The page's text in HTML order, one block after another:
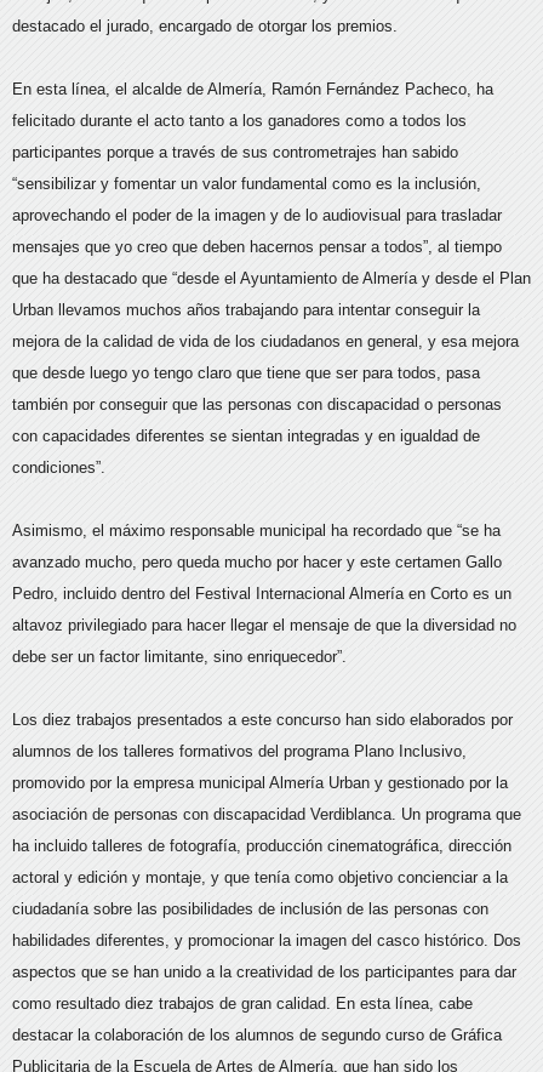
destacado el jurado, encargado de otorgar los premios.
En esta línea, el alcalde de Almería, Ramón Fernández Pacheco, ha
felicitado durante el acto tanto a los ganadores como a todos los
participantes porque a través de sus contrometrajes han sabido
“sensibilizar y fomentar un valor fundamental como es la inclusión,
aprovechando el poder de la imagen y de lo audiovisual para trasladar
mensajes que yo creo que deben hacernos pensar a todos”, al tiempo
que ha destacado que “desde el Ayuntamiento de Almería y desde el Plan
Urban llevamos muchos años trabajando para intentar conseguir la
mejora de la calidad de vida de los ciudadanos en general, y esa mejora
que desde luego yo tengo claro que tiene que ser para todos, pasa
también por conseguir que las personas con discapacidad o personas
con capacidades diferentes se sientan integradas y en igualdad de
condiciones”.
Asimismo, el máximo responsable municipal ha recordado que “se ha
avanzado mucho, pero queda mucho por hacer y este certamen Gallo
Pedro, incluido dentro del Festival Internacional Almería en Corto es un
altavoz privilegiado para hacer llegar el mensaje de que la diversidad no
debe ser un factor limitante, sino enriquecedor”.
Los diez trabajos presentados a este concurso han sido elaborados por
alumnos de los talleres formativos del programa Plano Inclusivo,
promovido por la empresa municipal Almería Urban y gestionado por la
asociación de personas con discapacidad Verdiblanca. Un programa que
ha incluido talleres de fotografía, producción cinematográfica, dirección
actoral y edición y montaje, y que tenía como objetivo concienciar a la
ciudadanía sobre las posibilidades de inclusión de las personas con
habilidades diferentes, y promocionar la imagen del casco histórico. Dos
aspectos que se han unido a la creatividad de los participantes para dar
como resultado diez trabajos de gran calidad. En esta línea, cabe
destacar la colaboración de los alumnos de segundo curso de Gráfica
Publicitaria de la Escuela de Artes de Almería, que han sido los